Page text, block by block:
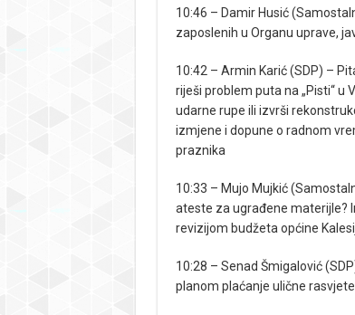
10:46 – Damir Husić
zaposlenih u Organu uprave,
10:42 – Armin Karić (SDP) –
riješi problem puta na „Pisti“ u
udarne rupe ili izvrši
izmjene i dopune o radnom
praznika
10:33 – Mujo Mujkić
ateste za ugrađene materijle?
revizijom budžeta općine
10:28 – Senad Šmigalović
planom plaćanje ulične